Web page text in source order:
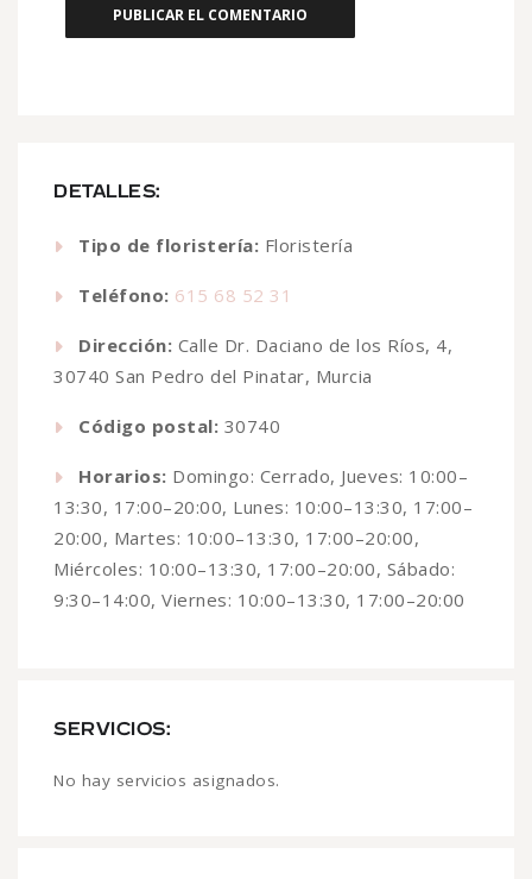
DETALLES:
Tipo de floristería: Floristería
Teléfono: 615 68 52 31
Dirección: Calle Dr. Daciano de los Ríos, 4,
30740 San Pedro del Pinatar, Murcia
Código postal: 30740
Horarios: Domingo: Cerrado, Jueves: 10:00–
13:30, 17:00–20:00, Lunes: 10:00–13:30, 17:00–
20:00, Martes: 10:00–13:30, 17:00–20:00,
Miércoles: 10:00–13:30, 17:00–20:00, Sábado:
9:30–14:00, Viernes: 10:00–13:30, 17:00–20:00
SERVICIOS:
No hay servicios asignados.